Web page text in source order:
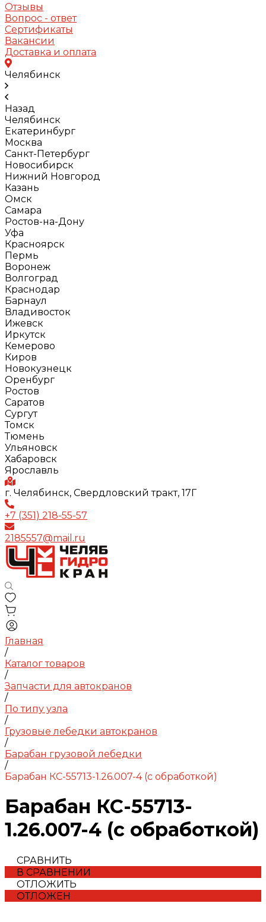
Отзывы
Вопрос - ответ
Сертификаты
Вакансии
Доставка и оплата
Челябинск
Назад
Челябинск
Екатеринбург
Москва
Санкт-Петербург
Новосибирск
Нижний Новгород
Казань
Омск
Самара
Ростов-на-Дону
Уфа
Красноярск
Пермь
Воронеж
Волгоград
Краснодар
Барнаул
Владивосток
Ижевск
Иркутск
Кемерово
Киров
Новокузнецк
Оренбург
Ростов
Саратов
Сургут
Томск
Тюмень
Ульяновск
Хабаровск
Ярославль
г. Челябинск, Свердловский тракт, 17Г
+7 (351) 218-55-57
2185557@mail.ru
Главная
/
Каталог товаров
/
Запчасти для автокранов
/
По типу узла
/
Грузовые лебедки автокранов
/
Барабан грузовой лебедки
/
Барабан КС-55713-1.26.007-4 (с обработкой)
Барабан КС-55713-
1.26.007-4 (с обработкой)
СРАВНИТЬ
В СРАВНЕНИИ
ОТЛОЖИТЬ
ОТЛОЖЕН